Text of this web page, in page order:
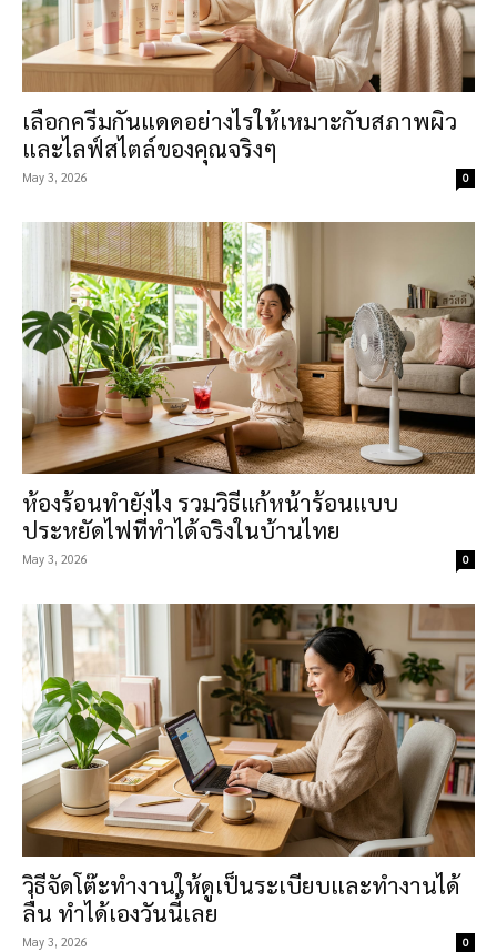
เลือกครีมกันแดดอย่างไรให้เหมาะกับสภาพผิว
และไลฟ์สไตล์ของคุณจริงๆ
May 3, 2026 0
ห้องร้อนทำยังไง รวมวิธีแก้หน้าร้อนแบบ
ประหยัดไฟที่ทำได้จริงในบ้านไทย
May 3, 2026 0
วิธีจัดโต๊ะทำงานให้ดูเป็นระเบียบและทำงานได้
ลื่น ทำได้เองวันนี้เลย
May 3, 2026 0